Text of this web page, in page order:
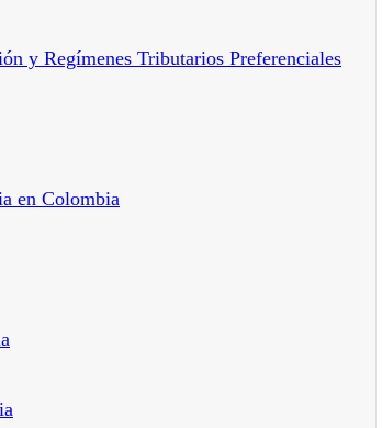
y Regímenes Tributarios Preferenciales
en Colombia